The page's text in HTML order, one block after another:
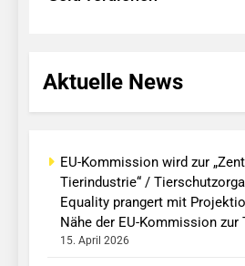
Aktuelle News
EU-Kommission wird zur
Tierindustrie“ /
Equality prangert mit
Nähe der EU-Kommission zur
15. April 2026